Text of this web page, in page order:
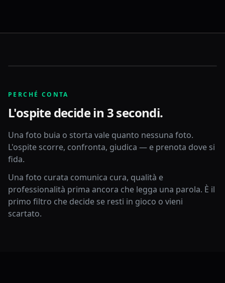
PERCHÉ CONTA
L'ospite decide in 3 secondi.
Una foto buia o storta vale quanto nessuna foto.
L'ospite scorre, confronta, giudica — e prenota dove si
fida.
Una foto curata comunica cura, qualità e
professionalità prima ancora che legga una parola. È il
primo filtro che decide se resti in gioco o vieni
scartato.